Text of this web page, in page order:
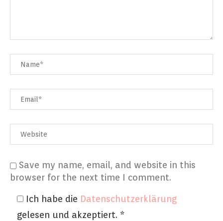
Save my name, email, and website in this
browser for the next time I comment.
Ich habe die Datenschutzerklärung
gelesen und akzeptiert. *